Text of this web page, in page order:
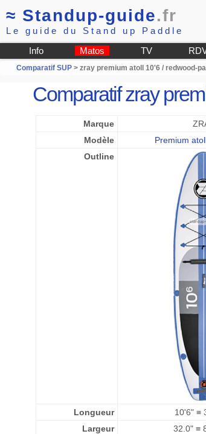
≈ Standup-guide.fr
Le guide du Stand up Paddle
Info Matos TV
Comparatif SUP > zray premium atoll 10'6 / redwood-
Comparatif zray
Marque
Modèle
Premium
Outline
Longueur 10'6" ≡
Largeur
32.0" ≡